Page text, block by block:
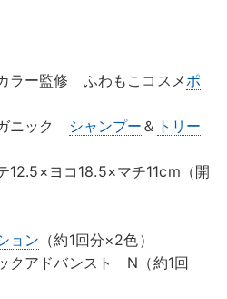
ラー監修 ふわもこコスメポ
ニック
シャンプー ＆ トリー
12.5×ヨコ18.5×マチ11cm（開
ョン （約1回分×2色）
クアドバンスト N（約1回